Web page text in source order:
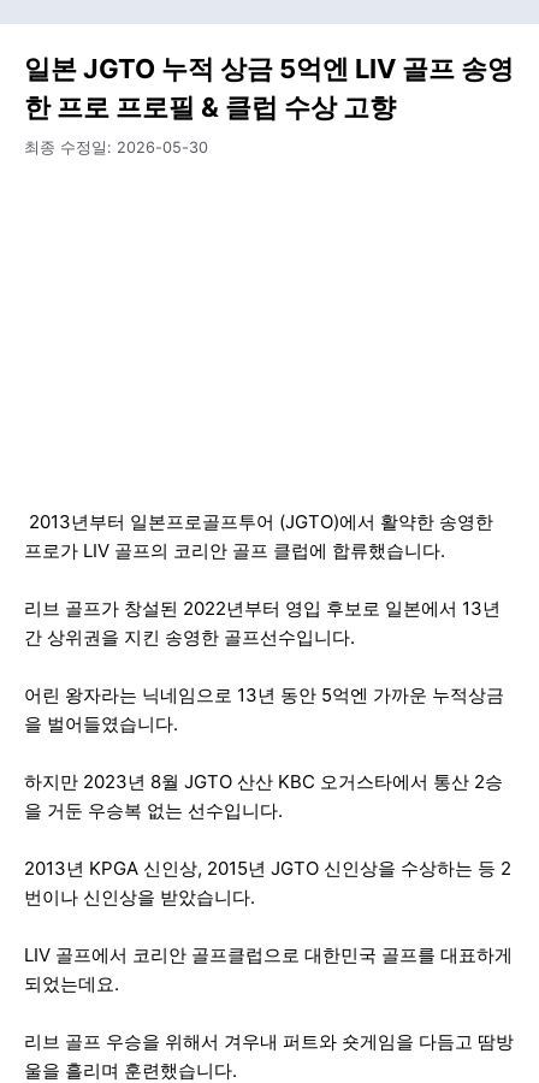
일본 JGTO 누적 상금 5억엔 LIV 골프 송영
한 프로 프로필 & 클럽 수상 고향
최종 수정일: 2026-05-30
2013년부터 일본프로골프투어 (JGTO)에서 활약한 송영한
프로가 LIV 골프의 코리안 골프 클럽에 합류했습니다.
리브 골프가 창설된 2022년부터 영입 후보로 일본에서 13년
간 상위권을 지킨 송영한 골프선수입니다.
어린 왕자라는 닉네임으로 13년 동안 5억엔 가까운 누적상금
을 벌어들였습니다.
하지만 2023년 8월 JGTO 산산 KBC 오거스타에서 통산 2승
을 거둔 우승복 없는 선수입니다.
2013년 KPGA 신인상, 2015년 JGTO 신인상을 수상하는 등 2
번이나 신인상을 받았습니다.
LIV 골프에서 코리안 골프클럽으로 대한민국 골프를 대표하게
되었는데요.
리브 골프 우승을 위해서 겨우내 퍼트와 숏게임을 다듬고 땀방
울을 흘리며 훈련했습니다.